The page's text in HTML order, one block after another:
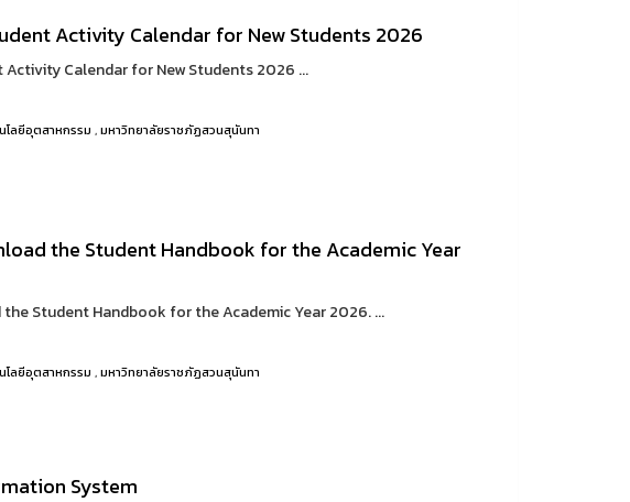
Activity Calendar for New Students 2026
Calendar for New Students 2026 ...
โลยีอุตสาหกรรม ,มหาวิทยาลัยราชภัฏสวนสุนันทา
the Student Handbook for the Academic Year
Student Handbook for the Academic Year 2026. ...
โลยีอุตสาหกรรม ,มหาวิทยาลัยราชภัฏสวนสุนันทา
System